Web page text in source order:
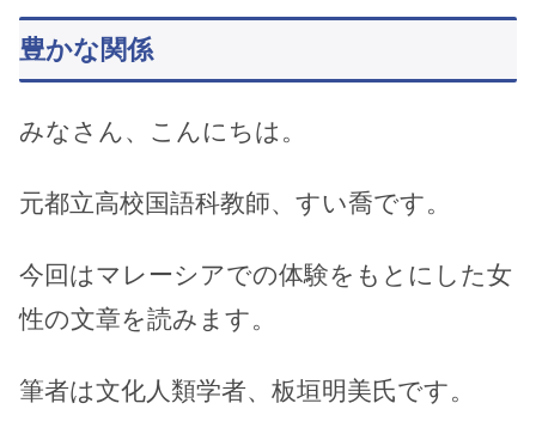
豊かな関係
みなさん、こんにちは。
元都立高校国語科教師、すい喬です。
今回はマレーシアでの体験をもとにした女
性の文章を読みます。
筆者は文化人類学者、板垣明美氏です。